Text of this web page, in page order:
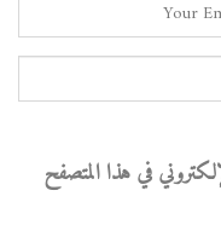
في هذا المتصفح